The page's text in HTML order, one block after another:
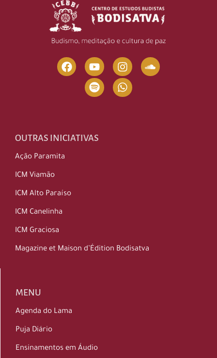
OUTRAS INICIATIVAS
Ação Paramita
ICM Viamão
ICM Alto Paraíso
ICM Canelinha
ICM Graciosa
Magazine et Maison d’Édition Bodisatva
MENU
Agenda do Lama
Puja Diário
Ensinamentos em Áudio